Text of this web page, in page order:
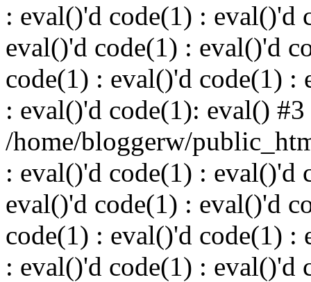
: eval()'d code(1) : eval()'d
eval()'d code(1) : eval()'d
code(1) : eval()'d code(1) :
: eval()'d code(1): eval() #3
/home/bloggerw/
: eval()'d code(1) : eval()'d
eval()'d code(1) : eval()'d
code(1) : eval()'d code(1) :
: eval()'d code(1) : eval()'d